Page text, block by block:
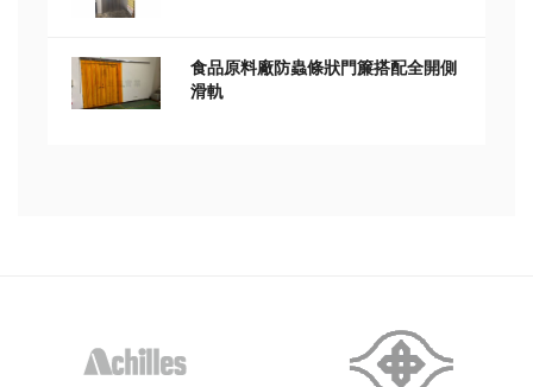
食品原料廠防蟲條狀門簾搭配全開側
滑軌